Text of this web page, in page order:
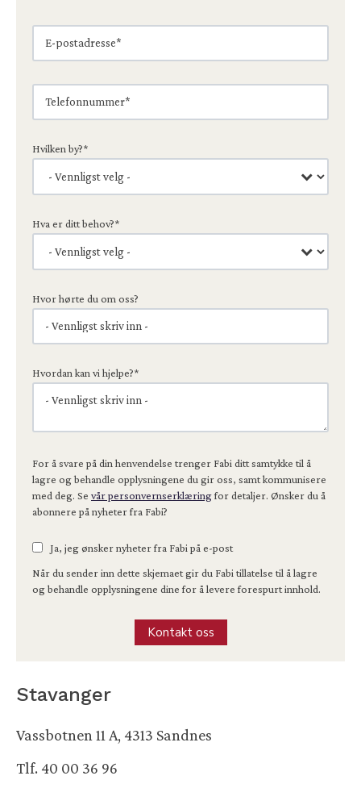
Hvilken by?*
Hva er ditt behov?*
Hvor hørte du om oss?
Hvordan kan vi hjelpe?*
For å svare på din henvendelse trenger Fabi ditt samtykke til å
lagre og behandle opplysningene du gir oss, samt kommunisere
med deg. Se vår personvernserklæringfor detaljer. Ønsker du å
abonnere på nyheter fra Fabi?
Ja, jeg ønsker nyheter fra Fabi på e-post
Når du sender inn dette skjemaet gir du Fabi tillatelse til å lagre
og behandle opplysningene dine for å levere forespurt innhold.
Stavanger
Vassbotnen 11 A, 4313 Sandnes
Tlf. 40 00 36 96